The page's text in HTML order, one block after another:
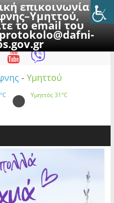
επικοινωνία με
το email του
2026
- Υμηττού
Υμηττός31°C